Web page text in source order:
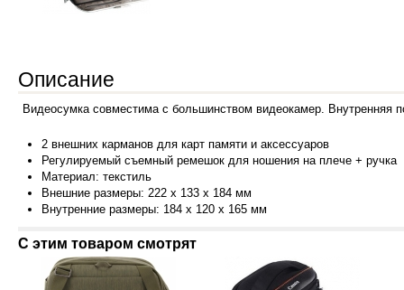
Описание
Видеосумка совместима с большинством видеокамер. Внутренняя
2 внешних карманов для карт памяти и аксессуаров
Регулируемый съемный ремешок для ношения на плече + ручка
Материал: текстиль
Внешние размеры: 222 х 133 х 184 мм
Внутренние размеры: 184 х 120 х 165 мм
С этим товаром смотрят